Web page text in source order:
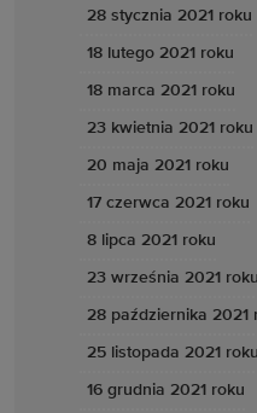
28 stycznia 2021 roku
18 lutego 2021 roku
18 marca 2021 roku
23 kwietnia 2021 roku
20 maja 2021 roku
17 czerwca 2021 roku
8 lipca 2021 roku
23 września 2021 roku
28 października 2021
25 listopada 2021 roku
16 grudnia 2021 roku